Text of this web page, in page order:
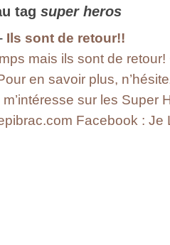
tag super heros
Ils sont de retour!!
mais ils sont de
en savoir plus,
sur les Super
Facebook : Je